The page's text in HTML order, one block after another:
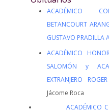
ACADÉMICO
BETANCOURT
GUSTAVO PRADILLA
ACADÉMICO
SALOMÓN y
EXTRANJERO
Jácome Roca
ACADÉMICO